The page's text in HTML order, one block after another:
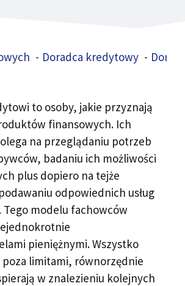
Doradca kredytowy
to osoby, jakie przyznają
finansowych. Ich
na przeglądaniu potrzeb
badaniu ich możliwości
plus dopiero na tejże
odpowiednich usług
modelu fachowców
pieniężnymi. Wszystko
limitami, równorzędnie
w znalezieniu kolejnych